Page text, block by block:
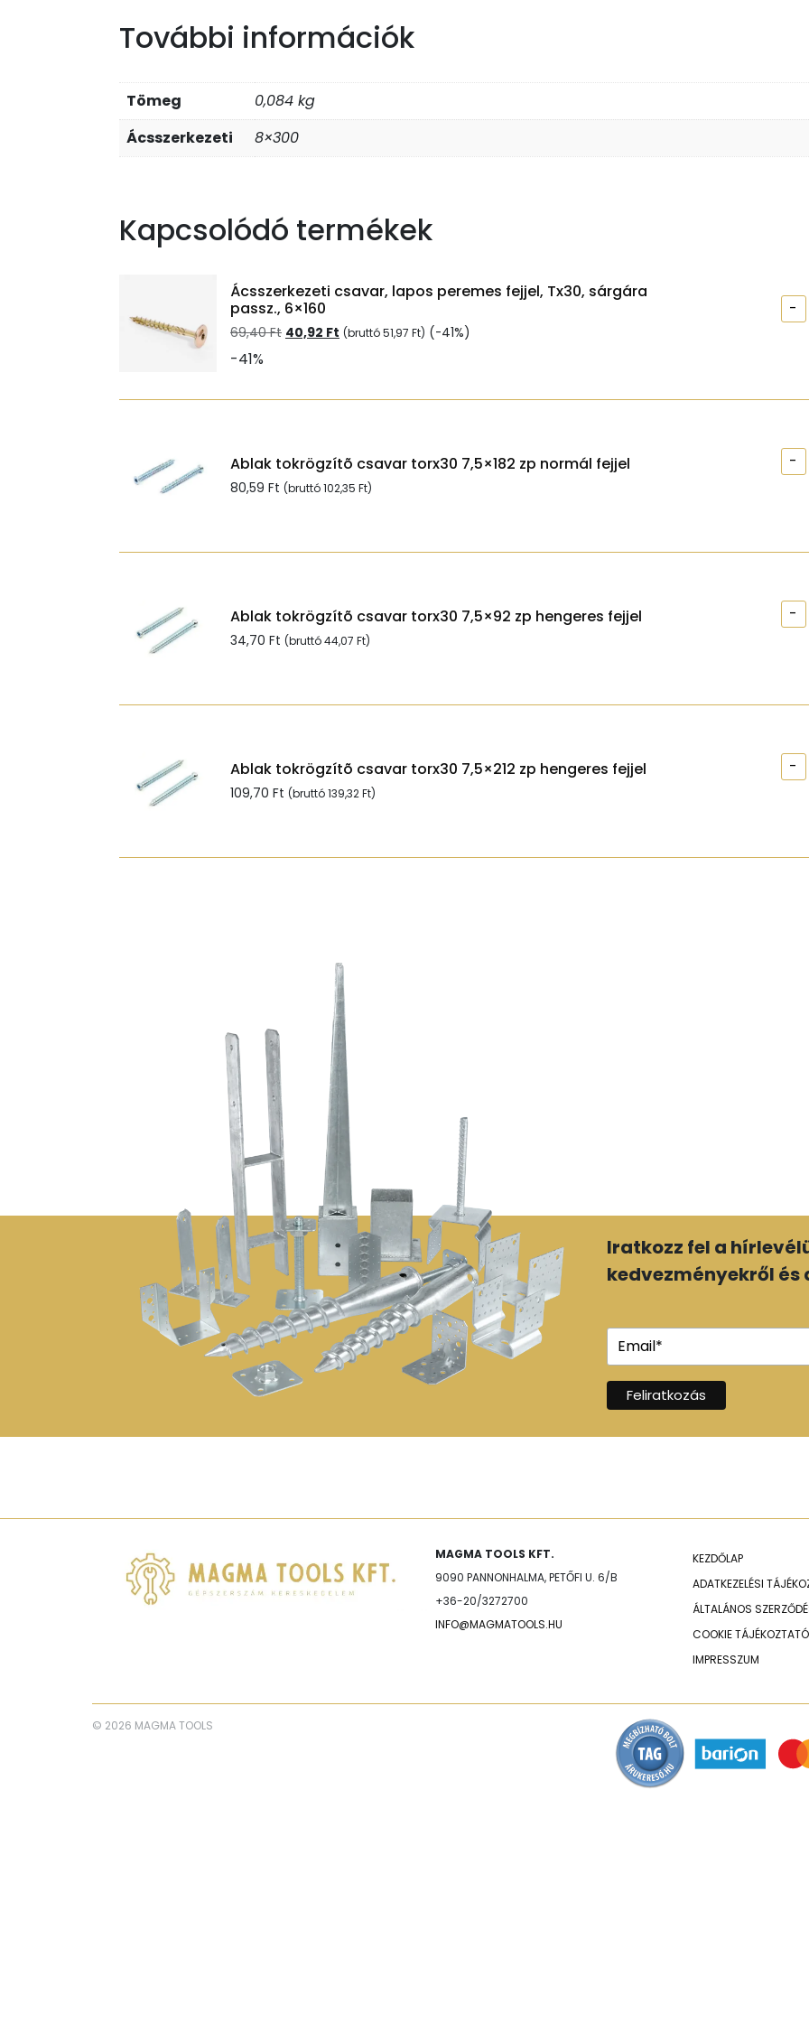
További információk
Tömeg
0,084 kg
Ácsszerkezeti
8×300
Kapcsolódó termékek
Ácsszerkezeti csavar, lapos peremes fejjel, Tx30, sárgára
passz., 6×160
69,40Ft Original
40,92 Ft Current
(bruttó51,97 Ft) (-41%)
-41%
-
Ablak tokrögzítõ csavar torx30 7,5×182 zp normál fejjel
80,59 Ft (bruttó102,35 Ft)
-
Ablak tokrögzítõ csavar torx30 7,5×92 zp hengeres fejjel
34,70 Ft (bruttó44,07 Ft)
-
Ablak tokrögzítõ csavar torx30 7,5×212 zp hengeres fejjel
109,70 Ft (bruttó139,32Ft)
-
Iratkozz fel a
kedvezményekről
MAGMA TOOLS KFT.
9090 PANNONHALMA, PETŐFI U. 6/B
+36-20/3272700
INFO@MAGMATOOLS.HU
KEZDŐLAP
ADATKEZELÉSI
ÁLTALÁNOS
COOKIE TÁJÉKOZTATÓ
IMPRESSZUM
© 2026 MAGMA TOOLS